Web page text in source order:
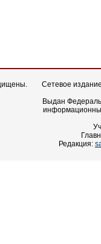
Сетевое
Выдан
Редакция: